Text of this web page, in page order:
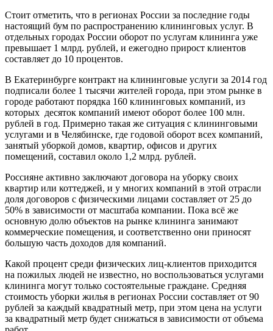
Стоит отметить, что в регионах России за последние годы
настоящий бум по распространению клининговых услуг. В
отдельных городах России оборот по услугам клининга уже
превышает 1 млрд. рублей, и ежегодно прирост клиентов
составляет до 10 процентов.
В Екатеринбурге контракт на клининговые услуги за 2014 год
подписали более 1 тысячи жителей города, при этом рынке в
городе работают порядка 160 клининговых компаний, из
которых десяток компаний имеют оборот более 100 млн.
рублей в год. Примерно такая же ситуация с клининговыми
услугами и в Челябинске, где годовой оборот всех компаний,
занятый уборкой домов, квартир, офисов и других
помещений, составил около 1,2 млрд. рублей.
Россияне активно заключают договора на уборку своих
квартир или коттеджей, и у многих компаний в этой отрасли
доля договоров с физическими лицами составляет от 25 до
50% в зависимости от масштаба компании. Пока всё же
основную долю объектов на рынке клининга занимают
коммерческие помещения, и соответственно они приносят
большую часть доходов для компаний.
Какой процент среди физических лиц-клиентов приходится
на пожилых людей не известно, но воспользоваться услугами
клининга могут только состоятельные граждане. Средняя
стоимость уборки жилья в регионах России составляет от 90
рублей за каждый квадратный метр, при этом цена на услуги
за квадратный метр будет снижаться в зависимости от объема